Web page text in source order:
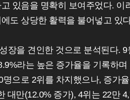
있음을 명확히 보여주었다. 이
도 상당한 활력을 불어넣고 있
장을 견인한 것으로 분석된다.
라는 높은 증가율을 기록하며
으로 2위를 차지했으나, 증가
대만(12.0% 증가), 4위는 22만